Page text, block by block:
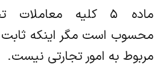
ماده ۵ کلیه
محسوب است مگر اینکه ثابت
مربوط به امور تجارتی نیست.